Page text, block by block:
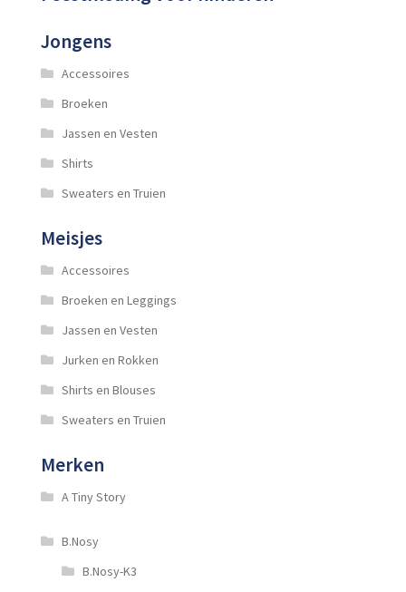
Jongens
Accessoires
Broeken
Jassen en Vesten
Shirts
Sweaters en Truien
Meisjes
Accessoires
Broeken en Leggings
Jassen en Vesten
Jurken en Rokken
Shirts en Blouses
Sweaters en Truien
Merken
A Tiny Story
B.Nosy
B.Nosy-K3